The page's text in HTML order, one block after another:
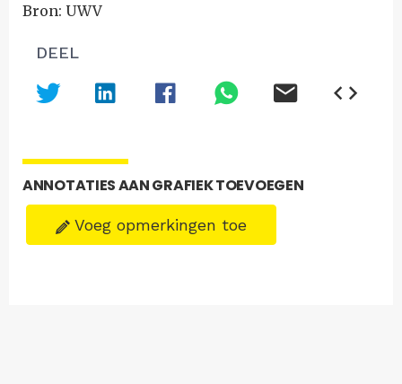
Bron: UWV
DEEL
ANNOTATIES AAN GRAFIEK TOEVOEGEN
Voeg opmerkingen toe